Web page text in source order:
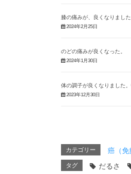
膝の痛みが、良くなりまし
2024年2月25日
のどの痛みが良くなった。
2024年1月30日
体の調子が良くなりました
2023年12月30日
カテゴリー 癌（免
タグ だるさ